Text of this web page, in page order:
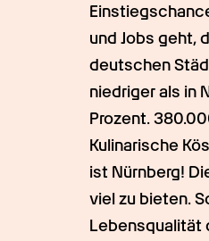
und Jobs geht,
deutschen
niedriger als in
Prozent.
Kulinarische
ist Nürnberg!
viel zu bieten.
Lebensqualität